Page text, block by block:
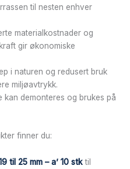
til nesten enhver
materialkostnader og
gir økonomiske
i naturen og redusert bruk
miljøavtrykk.
kan demonteres og brukes på
finner du:
til 25 mm – a’ 10 stktil